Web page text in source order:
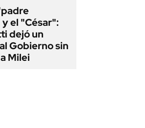
el "César":
dejó un
Gobierno sin
Milei